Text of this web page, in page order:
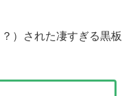
）された凄すぎる黒板